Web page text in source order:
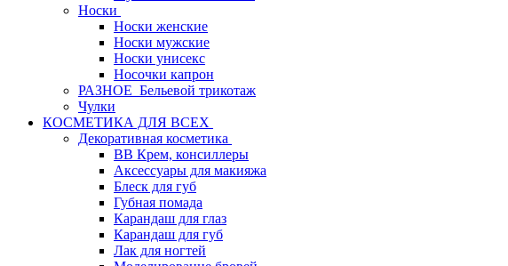
Носки
Носки женские
Носки мужские
Носки унисекс
Носочки капрон
РАЗНОЕ_Бельевой трикотаж
Чулки
КОСМЕТИКА ДЛЯ ВСЕХ
Декоративная косметика
BB Крем, консиллеры
Аксессуары для макияжа
Блеск для губ
Губная помада
Карандаш для глаз
Карандаш для губ
Лак для ногтей